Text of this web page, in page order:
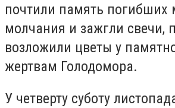
почтили память погибших
молчания и зажгли свечи,
возложили цветы у
жертвам Голодомора.
У четверту суботу